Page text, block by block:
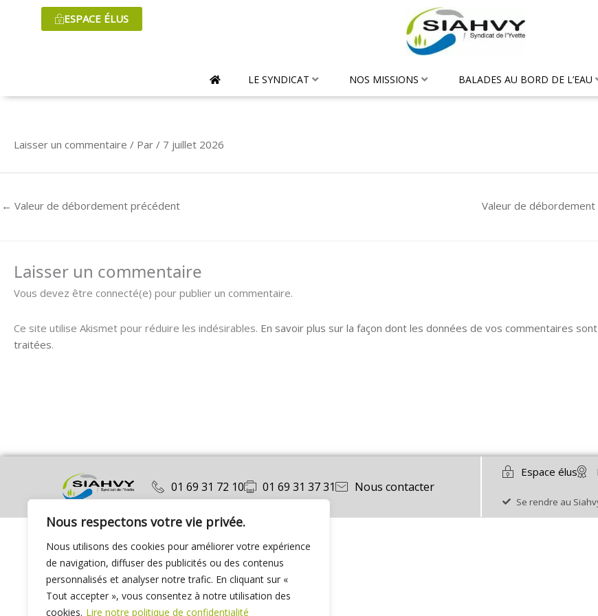
Nous respectons votre vie privée.
Nous utilisons des cookies pour améliorer votre expérience
de navigation, diffuser des publicités ou des contenus
personnalisés et analyser notre trafic. En cliquant sur «
Tout accepter », vous consentez à notre utilisation des
cookies. Lire notre politique de confidentialité
ESPACE ÉLUS
LE SYNDICAT NOS MISSIONS BALADES AU BORD DE L’EAU
Laisser un commentaire / Par / 7 juillet 2026
← Valeur de débordement précédent Valeur de débordement
Laisser un commentaire
Vous devez être connecté(e) pour publier un commentaire.
Ce site utilise Akismet pour réduire les indésirables. En savoir plus sur la façon dont les données de vos commentaires sont
traitées.
01 69 31 72 10 01 69 31 37 31 Nous contacter
Espace élus
Se rendre au